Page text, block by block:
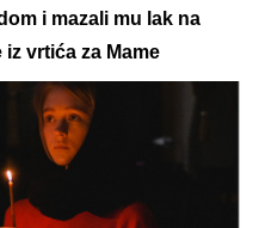
i mazali mu lak na
vrtića za Mame